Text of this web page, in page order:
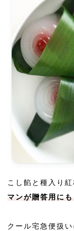
こし餡と種入り
マンが贈答用に
クール宅急便扱